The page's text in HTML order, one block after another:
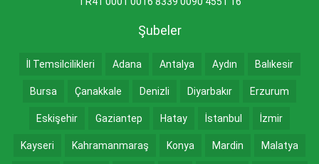
Şubeler
İl Temsilcilikleri Adana Antalya Aydın Balıkesir
Bursa Çanakkale Denizli Diyarbakır Erzurum
Eskişehir Gaziantep Hatay İstanbul İzmir
Kayseri Kahramanmaraş Konya Mardin Malatya